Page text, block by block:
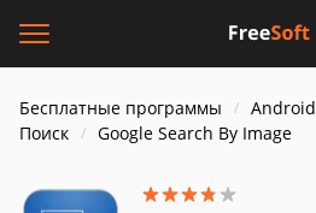
Бесплатные программы Android
Поиск
Google Search By Image